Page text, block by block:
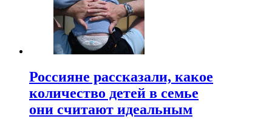
Россияне рассказали, какое
количество детей в семье
они считают идеальным